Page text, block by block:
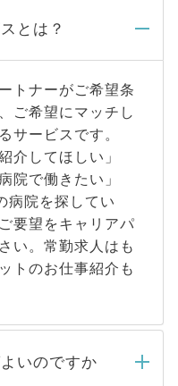
とは？
トナーがご希望条
ご希望にマッチし
サービスです。
介してほしい」
院で働きたい」
病院を探してい
要望をキャリアパ
い。常勤求人はも
トのお仕事紹介も
いのですか